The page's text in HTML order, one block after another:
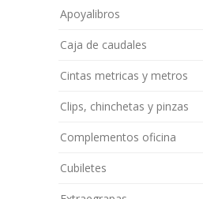
Apoyalibros
Caja de caudales
Cintas metricas y metros
Clips, chinchetas y pinzas
Complementos oficina
Cubiletes